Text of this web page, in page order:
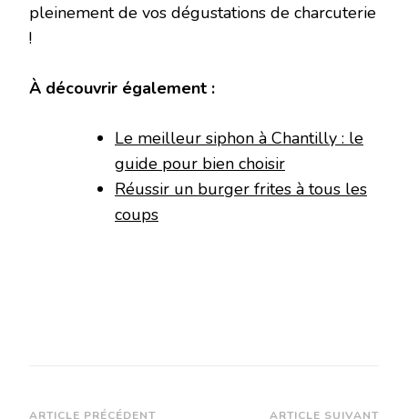
pleinement de vos dégustations de charcuterie
!
À découvrir également :
Le meilleur siphon à Chantilly : le
guide pour bien choisir
Réussir un burger frites à tous les
coups
ARTICLE PRÉCÉDENT ARTICLE SUIVANT